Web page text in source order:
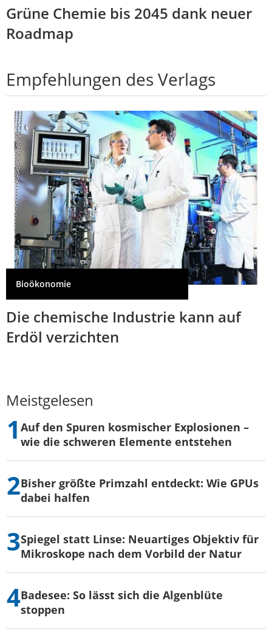
Grüne Chemie bis 2045 dank neuer
Roadmap
Empfehlungen des Verlags
Bioökonomie
Die chemische Industrie kann auf
Erdöl verzichten
Meistgelesen
Auf den Spuren kosmischer Explosionen –
wie die schweren Elemente entstehen
Bisher größte Primzahl entdeckt: Wie GPUs
dabei halfen
Spiegel statt Linse: Neuartiges Objektiv für
Mikroskope nach dem Vorbild der Natur
Badesee: So lässt sich die Algenblüte
stoppen